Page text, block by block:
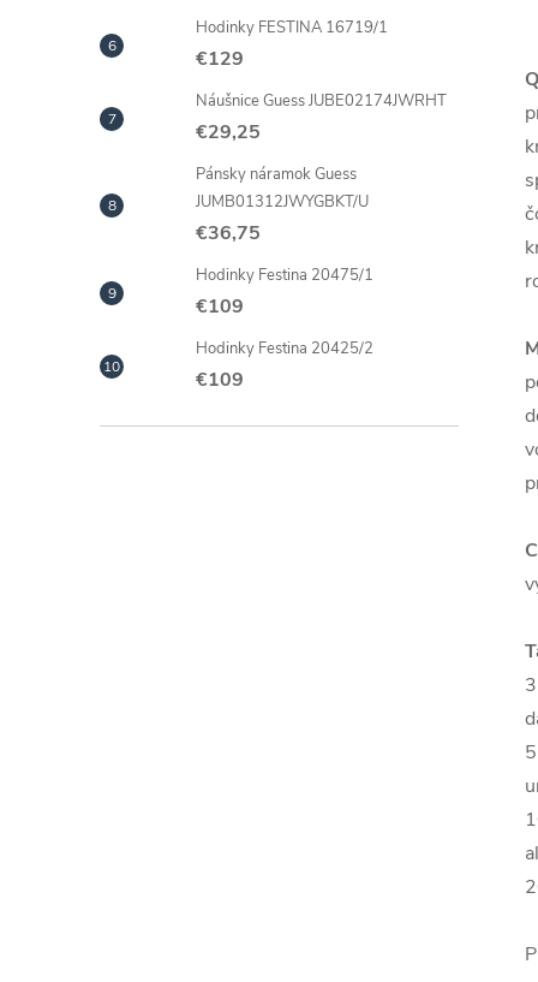
Hodinky FESTINA 16719/1
€129
Náušnice Guess JUBE02174JWRHT
€29,25
Pánsky náramok Guess
JUMB01312JWYGBKT/U
€36,75
Hodinky Festina 20475/1
€109
Hodinky Festina 20425/2
€109